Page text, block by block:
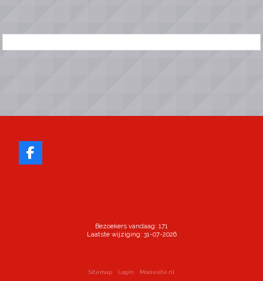
Bezoekers vandaag: 171
Laatste wijziging: 31-07-2026
Sitemap Login Mooiesite.nl